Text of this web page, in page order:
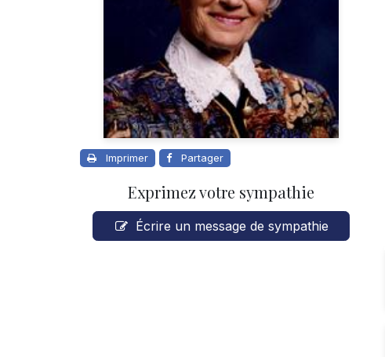
Imprimer Partager
Exprimez votre sympathie
Écrire un message de sympathie